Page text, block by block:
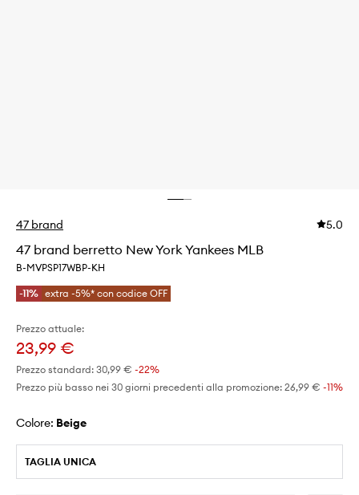
47 brand 5.0
47 brand berretto New York Yankees MLB
B-MVPSP17WBP-KH
-11% extra -5%* con codice OFF
Prezzo attuale:
23,99 €
Prezzo standard: 30,99 € -22%
Prezzo più basso nei 30 giorni precedenti alla promozione: 26,99 € -11%
Colore: beige
TAGLIA UNICA